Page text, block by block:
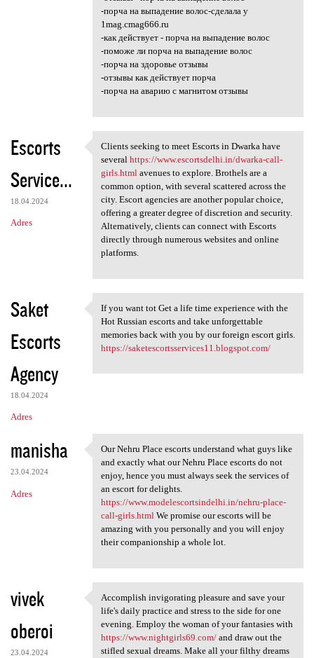
-порча на выпадение волос-сделала у
1mag.cmag666.ru
-как действует - порча на выпадение волос
-поможе ли порча на выпадение волос
-порча на здоровье отзывы
-отзывы как действует порча
-порча на аварию с магнитом отзывы
Escorts
Service...
18.04.2024
Adres
Clients seeking to meet
Clients seeking to meet Escorts in Dwarka have
several https://www.escortsdelhi.in/dwarka-call-
girls.html avenues to explore. Brothels are a
common option, with several scattered across the
city. Escort agencies are another popular choice,
offering a greater degree of discretion and security.
Alternatively, clients can connect with Escorts
directly through numerous websites and online
platforms.
Saket
Escorts
Agency
18.04.2024
Adres
If you want tot Get a life
If you want tot Get a life time experience with the
Hot Russian escorts and take unforgettable
memories back with you by our foreign escort girls.
https://saketescortsservices11.blogspot.com/
manisha
23.04.2024
Adres
Our Nehru Place escorts
Our Nehru Place escorts understand what guys like
and exactly what our Nehru Place escorts do not
enjoy, hence you must always seek the services of
an escort for delights.
https://www.modelescortsindelhi.in/nehru-place-
call-girls.htmlWe promise our escorts will be
amazing with you personally and you will enjoy
their companionship a whole lot.
vivek
oberoi
23.04.2024
Accomplish invigorating
Accomplish invigorating pleasure and save your
life's daily practice and stress to the side for one
evening. Employ the woman of your fantasies with
https://www.nightgirls69.com/and draw out the
stifled sexual dreams. Make all your filthy dreams